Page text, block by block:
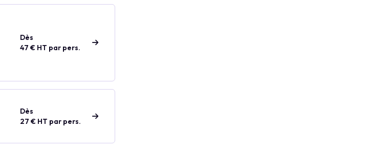
Dès
47 € HT par pers.
Dès
27 € HT par pers.